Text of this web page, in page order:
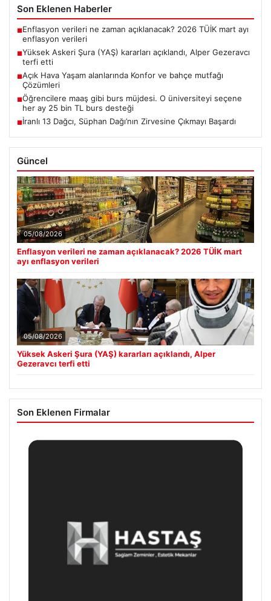
Son Eklenen Haberler
■Enflasyon verileri ne zaman açıklanacak? 2026 TÜİK mart ayı
enflasyon verileri
■Yüksek Askeri Şura (YAŞ) kararları açıklandı, Alper Gezeravcı
terfi etti
■Açık Hava Yaşam alanlarında Konfor ve bahçe mutfağı
Çözümleri
■Öğrencilere maaş gibi burs müjdesi. O üniversiteyi seçene
her ay 25 bin TL burs desteği
■İranlı 13 Dağcı, Süphan Dağı’nın Zirvesine Çıkmayı Başardı
Güncel
05/08/2026
Enflasyon verileri ne zaman açıklanacak? 2026 TÜİK mart
ayı enflasyon verileri
05/08/2026
Yüksek Askeri Şura (YAŞ) kararları açıklandı, Alper
Gezeravcı terfi etti
Son Eklenen Firmalar